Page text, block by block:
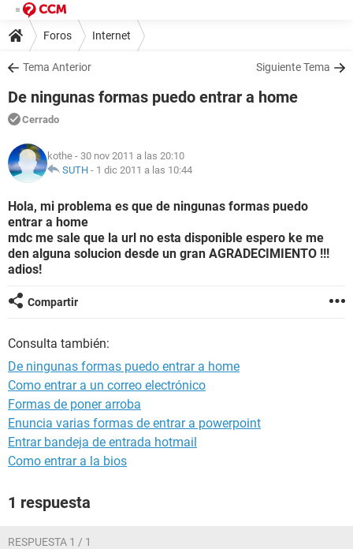
Foros Internet
Tema Anterior Siguiente Tema
De ningunas formas puedo entrar a home
Cerrado
kothe - 30 nov 2011 a las 20:10
SUTH - 1 dic 2011 a las 10:44
Hola, mi problema es que de ningunas formas puedo
entrar a home
mdc me sale que la url no esta disponible espero ke me
den alguna solucion desde un gran AGRADECIMIENTO !!!
adios!
Compartir
Consulta también:
De ningunas formas puedo entrar a home
Como entrar a un correo electrónico
Formas de poner arroba
Enuncia varias formas de entrar a powerpoint
Entrar bandeja de entrada hotmail
Como entrar a la bios
1 respuesta
RESPUESTA 1 / 1